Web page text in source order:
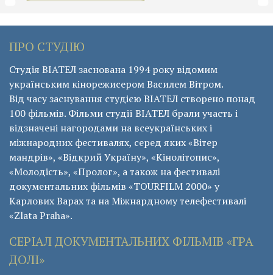
ПРО СТУДІЮ
Студія ВІАТЕЛ заснована 1994 року відомим
українським кінорежисером Василем Вітром.
Від часу заснування студією ВІАТЕЛ створено понад
100 фільмів. Фільми студії ВІАТЕЛ брали участь і
відзначені нагородами на всеукраїнських і
міжнародних фестивалях, серед яких «Вітер
мандрів», «Відкрий Україну», «Кінолітопис»,
«Молодість», «Пролог», а також на фестивалі
документальних фільмів «ТОURFILM 2000» у
Карлових Варах та на Міжнардному телефестивалі
«Zlata Praha».
СЕРІАЛ ДОКУМЕНТАЛЬНИХ ФІЛЬМІВ «ГРА
ДОЛІ»